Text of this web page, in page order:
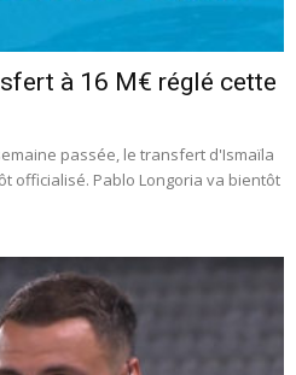
à 16 M€ réglé cette
passée, le transfert d'Ismaïla
officialisé. Pablo Longoria va bientôt